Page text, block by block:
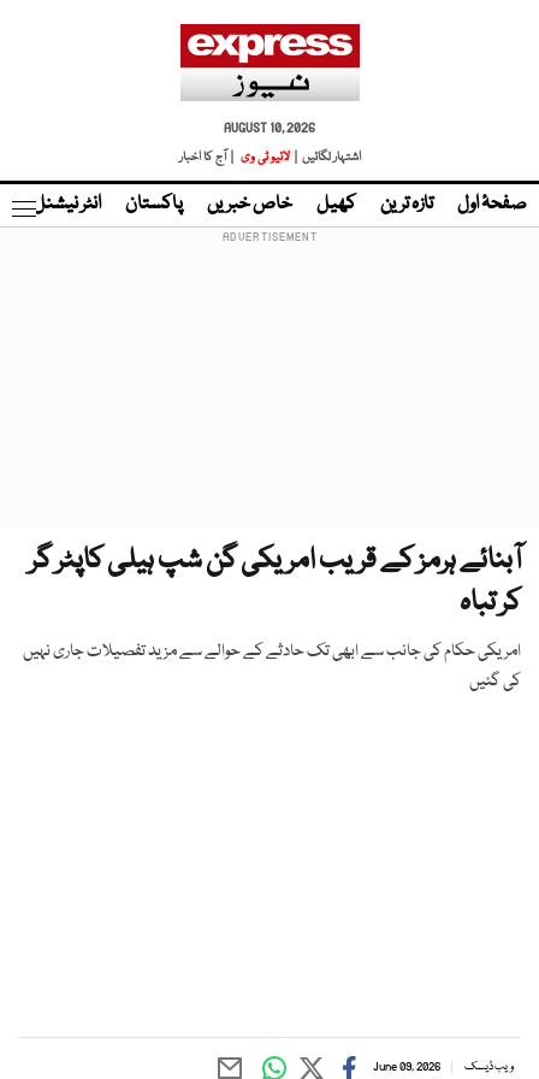
AUGUST 10, 2026
اشتہار لگائیں |
لائیو ٹی وی | آج کا اخبار
صفحۂ اول تازہ ترین کھیل خاص خبریں پاکستان انٹر نیشنل
آبنائے ہرمز کے قریب امریکی گن شپ ہیلی کاپٹر گر
کر تباہ
امریکی حکام کی جانب سے ابھی تک حادثے کے حوالے سے مزید تفصیلات جاری نہیں
کی گئیں
ویب ڈیسک June 09, 2026